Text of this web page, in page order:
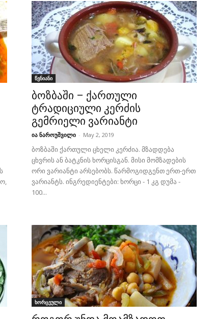
წვნიანი
ბოზბაში – ქართული
ტრადიციული კერძის
გემრიელი ვარიანტი
ია ნაროუშვილი - May 2, 2019
ბოზბაში ქართული ცხელი კერძია. მზადდება
ცხვრის ან ბატკნის ხორცისგან. მისი მომზადების
ორი ვარიანტი არსებობს. წარმოგიდგენთ ერთ-ერთ
ვარიანტს. ინგრედიენტები: ხორცი - 1 კგ დუმა -
100...
ხორცეული